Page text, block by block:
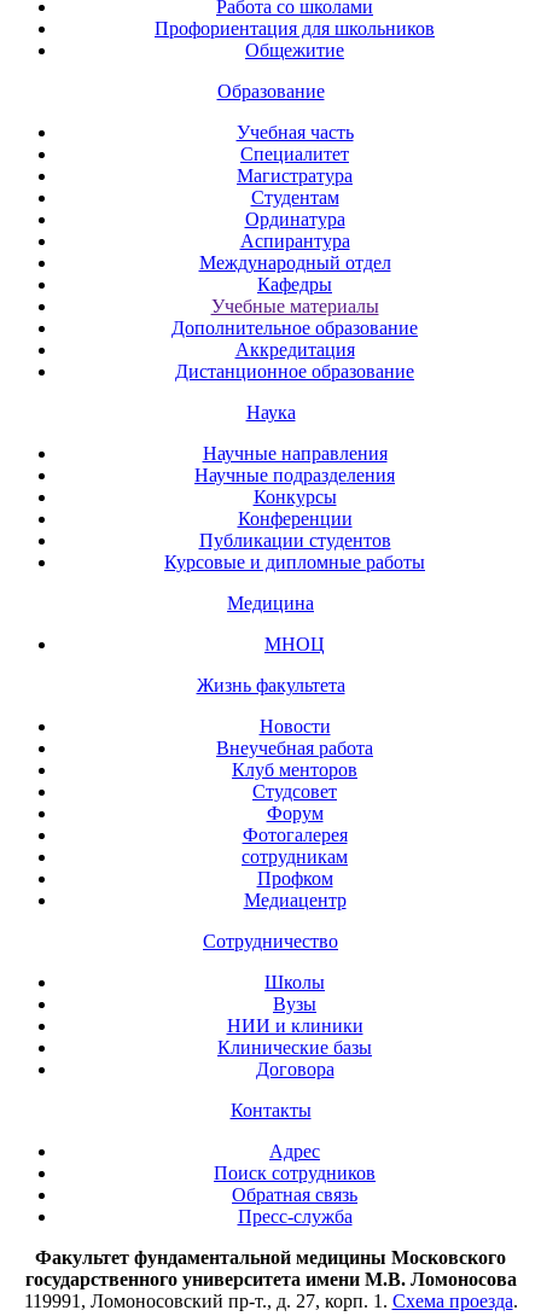
Работа со школами
Профориентация для школьников
Общежитие
Образование
Учебная часть
Специалитет
Магистратура
Студентам
Ординатура
Аспирантура
Международный отдел
Кафедры
Учебные материалы
Дополнительное образование
Аккредитация
Дистанционное образование
Наука
Научные направления
Научные подразделения
Конкурсы
Конференции
Публикации студентов
Курсовые и дипломные работы
Медицина
МНОЦ
Жизнь факультета
Новости
Внеучебная работа
Клуб менторов
Студсовет
Форум
Фотогалерея
сотрудникам
Профком
Медиацентр
Сотрудничество
Школы
Вузы
НИИ и клиники
Клинические базы
Договора
Контакты
Адрес
Поиск сотрудников
Обратная связь
Пресс-служба
Факультет фундаментальной медицины Московского
государственного университета имени М.В. Ломоносова
119991, Ломоносовский пр-т., д. 27, корп. 1. Схема проезда.